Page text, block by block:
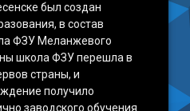
был создан
в состав
ФЗУ Меланжевого
школа ФЗУ перешла в
страны, и
получило
заводского обучения